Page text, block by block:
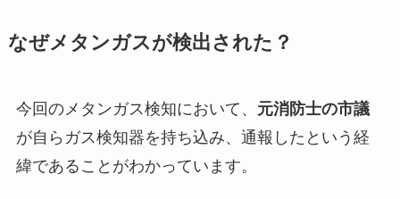
なぜメタンガスが検出された？
今回のメタンガス検知において、 元消防士の市議
が自らガス検知器を持ち込み、通報したという経
緯であることがわかっています。